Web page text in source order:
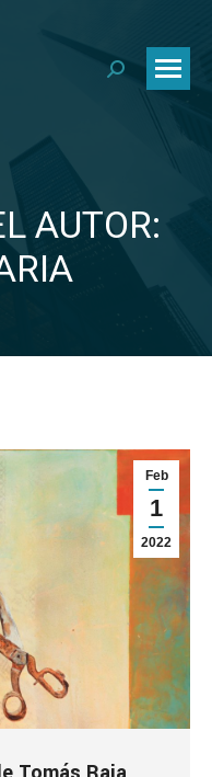
Buscar:
AUTOR:
Feb
1
2022